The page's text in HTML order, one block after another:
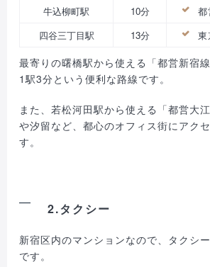
牛込柳町駅
10分
都
四谷三丁目駅
13分 東
最寄りの曙橋駅から使える「都営新宿
1駅3分という便利な路線です。
また、若松河田駅から使える「都営大
や汐留など、都心のオフィス街にアク
す。
2.タクシー
新宿区内のマンションなので、タクシ
です。